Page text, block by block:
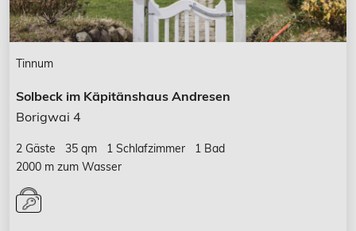
Tinnum
Solbeck im Käpitänshaus Andresen
Borigwai 4
2 Gäste 35 qm 1 Schlafzimmer
1 Bad
2000 m zum Wasser